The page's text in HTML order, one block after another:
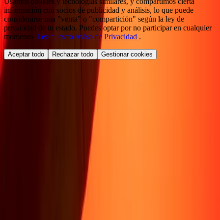
información con socios de publicidad y análisis, lo que puede
considerarse una "venta" o "compartición" según la ley de
privacidad de tu estado. Puedes optar por no participar en cualquier
momento. Lee nuestro Aviso de Privacidad .
Aceptar todo Rechazar todo Gestionar cookies